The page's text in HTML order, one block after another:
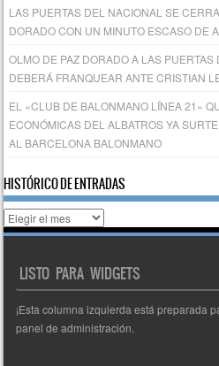
LAS PUERTAS DEL NACIONAL SE
DORADO CON UN MINUTO ESCASO DE
OLMO DE PAZ DORADO A LAS
DEBERÁ FRANQUEAR ANTE CRISTIAN
EL «CLUB DE BALONMANO LÍNEA 21»
ECONÓMICAS DEL ALBATROS YA
AL BARCELONA BALONMANO
HISTÓRICO DE ENTRADAS
Histórico
de
LISTO PARA WIDGETS
¡Esta columna izquierda está preparada
panel de administración.